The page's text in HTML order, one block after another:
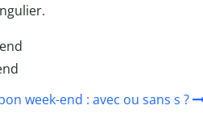
week-end : avec ou sans s ?